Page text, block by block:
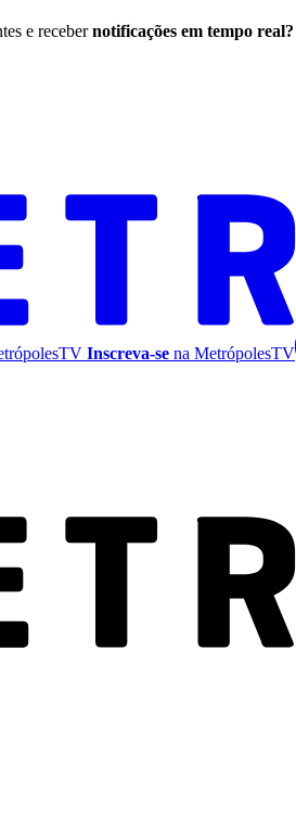
e receber notificações em tempo real?
Inscreva-se na MetrópolesTV